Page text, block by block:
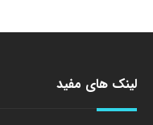
لینک های مفید